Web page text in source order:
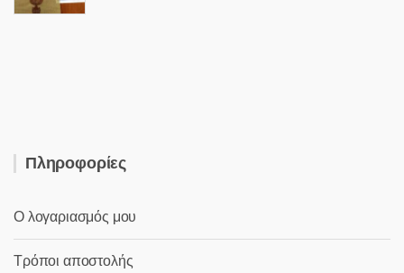
Πληροφορίες
Ο λογαριασμός μου
Τρόποι αποστολής